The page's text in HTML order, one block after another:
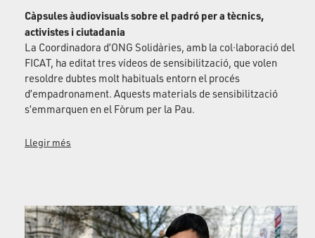
Càpsules àudiovisuals sobre el padró per a tècnics,
activistes i ciutadania
La Coordinadora d’ONG Solidàries, amb la col·laboració del
FICAT, ha editat tres vídeos de sensibilització, que volen
resoldre dubtes molt habituals entorn el procés
d’empadronament. Aquests materials de sensibilització
s’emmarquen en el Fòrum per la Pau.
Llegir més